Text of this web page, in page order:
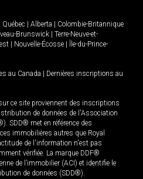
Québec Alberta
Colombie-Britannique
Brunswick
Terre-Neuve-et-
Nouvelle-Écosse
Île-du-Prince-
au Canada
Dernières inscriptions au
ce site proviennent des inscriptions
de données de l'Association
SDD® met en référence des
immobilières autres que Royal
de l'information n'est pas
vérifiée. La marque DDF®
de l’immobilier (ACI) et identifie le
de données (SDD®).